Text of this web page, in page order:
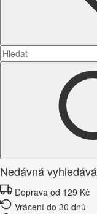
Nedávná
Doprava od 129 Kč
Vrácení do 30 dnů